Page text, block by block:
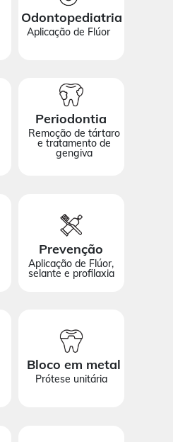
Odontopediatria
Aplicação de Flúor
Periodontia
Remoção de tártaro
e tratamento de
gengiva
Prevenção
Aplicação de Flúor,
selante e profilaxia
Bloco em metal
Prótese unitária